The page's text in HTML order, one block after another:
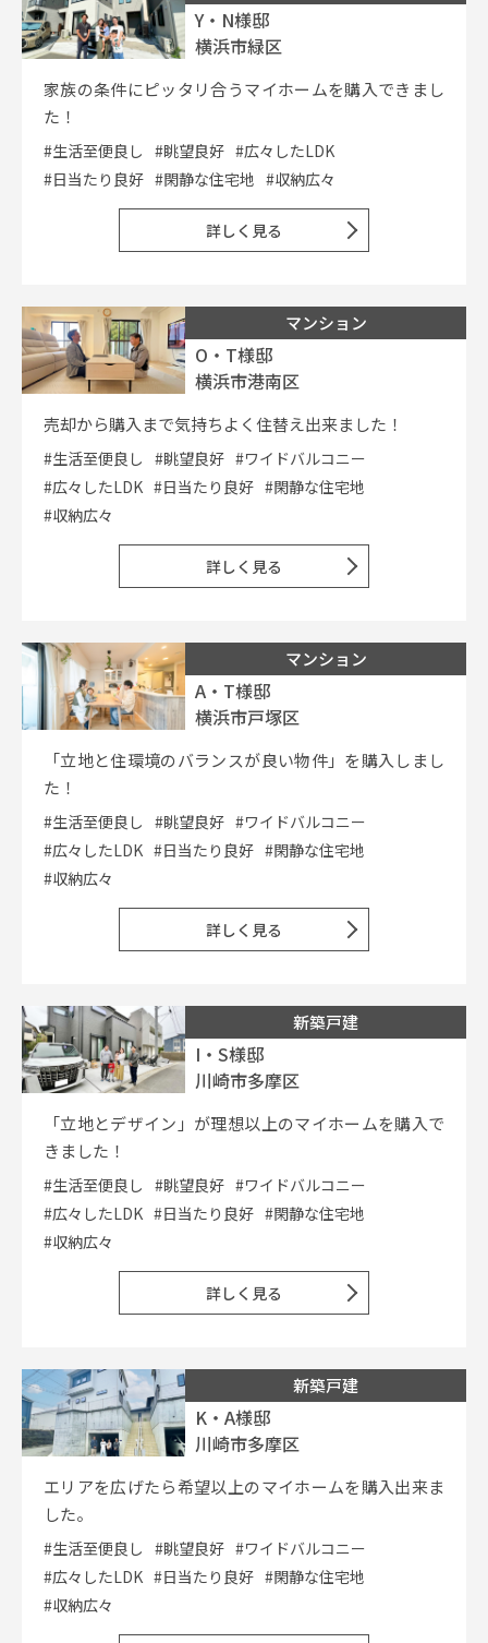
Y・N様邸
横浜市緑区
家族の条件にピッタリ合うマイホームを購入できまし
た！
#生活至便良し #眺望良好 #広々したLDK
#日当たり良好 #閑静な住宅地 #収納広々
詳しく見る
マンション
O・T様邸
横浜市港南区
売却から購入まで気持ちよく住替え出来ました！
#生活至便良し #眺望良好 #ワイドバルコニー
#広々したLDK #日当たり良好 #閑静な住宅地
#収納広々
詳しく見る
マンション
A・T様邸
横浜市戸塚区
「立地と住環境のバランスが良い物件」を購入しまし
た！
#生活至便良し #眺望良好 #ワイドバルコニー
#広々したLDK #日当たり良好 #閑静な住宅地
#収納広々
詳しく見る
新築戸建
I・S様邸
川崎市多摩区
「立地とデザイン」が理想以上のマイホームを購入で
きました！
#生活至便良し #眺望良好 #ワイドバルコニー
#広々したLDK #日当たり良好 #閑静な住宅地
#収納広々
詳しく見る
新築戸建
K・A様邸
川崎市多摩区
エリアを広げたら希望以上のマイホームを購入出来ま
した。
#生活至便良し #眺望良好 #ワイドバルコニー
#広々したLDK #日当たり良好 #閑静な住宅地
#収納広々